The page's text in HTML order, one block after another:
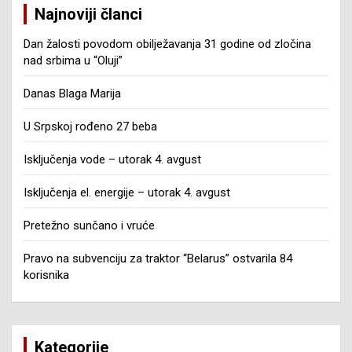
Najnoviji članci
Dan žalosti povodom obilježavanja 31 godine od zločina
nad srbima u “Oluji”
Danas Blaga Marija
U Srpskoj rođeno 27 beba
Isključenja vode – utorak 4. avgust
Isključenja el. energije – utorak 4. avgust
Pretežno sunčano i vruće
Pravo na subvenciju za traktor “Belarus” ostvarila 84
korisnika
Kategorije